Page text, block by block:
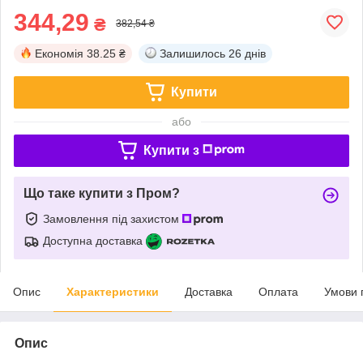
344,29 ₴ 382,54 ₴
Економія 38.25 ₴ Залишилось 26 днів
Купити
або
Купити з
Що таке купити з Пром?
Замовлення під захистом
Доступна доставка
Опис Характеристики Доставка Оплата Умови
Опис